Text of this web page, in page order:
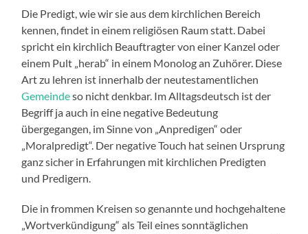
Die Predigt, wie wir sie aus dem kirchlichen Bereich
kennen, findet in einem religiösen Raum statt. Dabei
spricht ein kirchlich Beauftragter von einer Kanzel oder
einem Pult „herab“ in einem Monolog an Zuhörer. Diese
Art zu lehren ist innerhalb der neutestamentlichen
Gemeindeso nicht denkbar. Im Alltagsdeutsch ist der
Begriff ja auch in eine negative Bedeutung
übergegangen, im Sinne von „Anpredigen“ oder
„Moralpredigt“. Der negative Touch hat seinen Ursprung
ganz sicher in Erfahrungen mit kirchlichen Predigten
und Predigern.
Die in frommen Kreisen so genannte und hochgehaltene
„Wortverkündigung“ als Teil eines sonntäglichen